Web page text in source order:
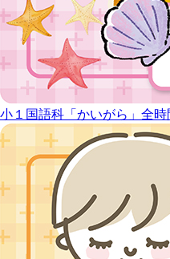
小１国語科「かいがら」全